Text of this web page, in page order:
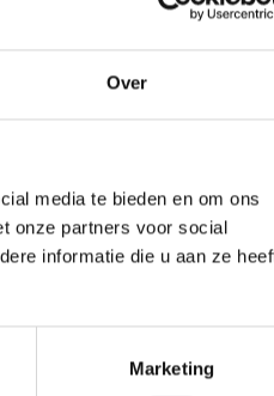
Over
media te bieden en om ons
onze partners voor social
informatie die u aan ze
Marketing